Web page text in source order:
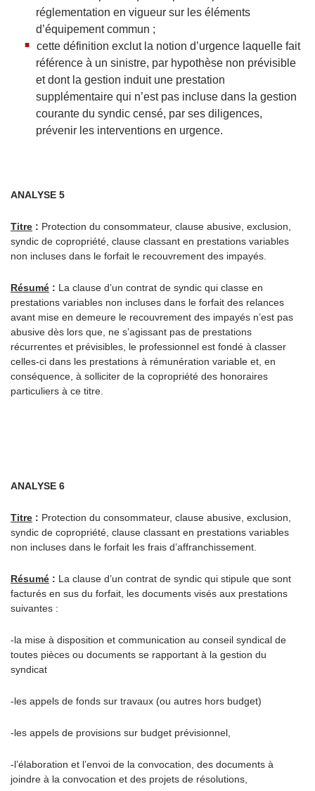
réglementation en vigueur sur les éléments
d’équipement commun ;
cette définition exclut la notion d’urgence laquelle fait
référence à un sinistre, par hypothèse non prévisible
et dont la gestion induit une prestation
supplémentaire qui n’est pas incluse dans la gestion
courante du syndic censé, par ses diligences,
prévenir les interventions en urgence.
ANALYSE 5
Titre : Protection du consommateur, clause abusive, exclusion,
syndic de copropriété, clause classant en prestations variables
non incluses dans le forfait le recouvrement des impayés.
Résumé : La clause d’un contrat de syndic qui classe en
prestations variables non incluses dans le forfait des relances
avant mise en demeure le recouvrement des impayés n’est pas
abusive dès lors que, ne s’agissant pas de prestations
récurrentes et prévisibles, le professionnel est fondé à classer
celles-ci dans les prestations à rémunération variable et, en
conséquence, à solliciter de la copropriété des honoraires
particuliers à ce titre.
ANALYSE 6
Titre : Protection du consommateur, clause abusive, exclusion,
syndic de copropriété, clause classant en prestations variables
non incluses dans le forfait les frais d’affranchissement.
Résumé : La clause d’un contrat de syndic qui stipule que sont
facturés en sus du forfait, les documents visés aux prestations
suivantes :
-la mise à disposition et communication au conseil syndical de
toutes pièces ou documents se rapportant à la gestion du
syndicat
-les appels de fonds sur travaux (ou autres hors budget)
-les appels de provisions sur budget prévisionnel,
-l’élaboration et l’envoi de la convocation, des documents à
joindre à la convocation et des projets de résolutions,